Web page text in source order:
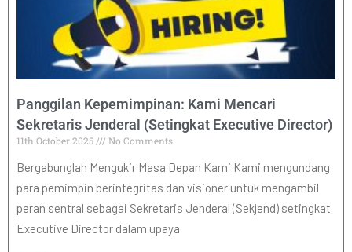
Panggilan Kepemimpinan: Kami Mencari
Sekretaris Jenderal (Setingkat Executive Director)
11th October 2025 No Comments
Bergabunglah Mengukir Masa Depan Kami Kami mengundang
para pemimpin berintegritas dan visioner untuk mengambil
peran sentral sebagai Sekretaris Jenderal (Sekjend) setingkat
Executive Director dalam upaya